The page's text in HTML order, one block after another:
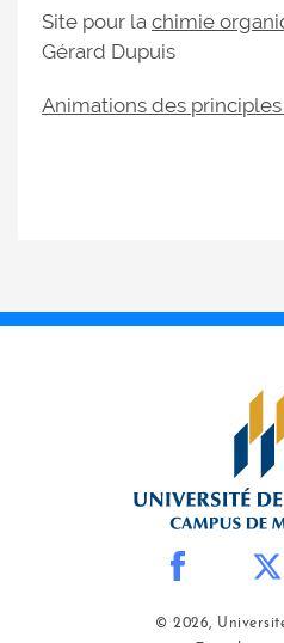
Site pour la chimie
Gérard Dupuis
Animations des
© 2026,